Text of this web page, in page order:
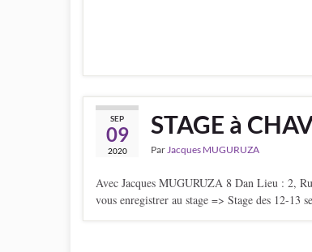
SEP
09
2020
STAGE à
Par Jacques MUGURUZA
Avec Jacques MUGURUZA 8 Dan Lieu : 2,
vous enregistrer au stage => Stage des 12-